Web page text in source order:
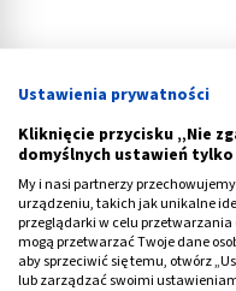
Ustawienia prywatności
Kliknięcie przycisku „Nie
domyślnych ustawień
My i nasi partnerzy
urządzeniu, takich jak unikalne
przeglądarki w celu
mogą przetwarzać Twoje dane
aby sprzeciwić się temu, otwórz
lub zarządzać swoimi